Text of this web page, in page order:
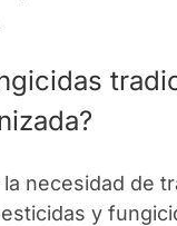
necesidad de
y